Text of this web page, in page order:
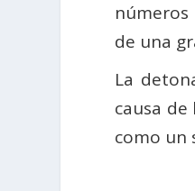
números
de una
La
causa
como un